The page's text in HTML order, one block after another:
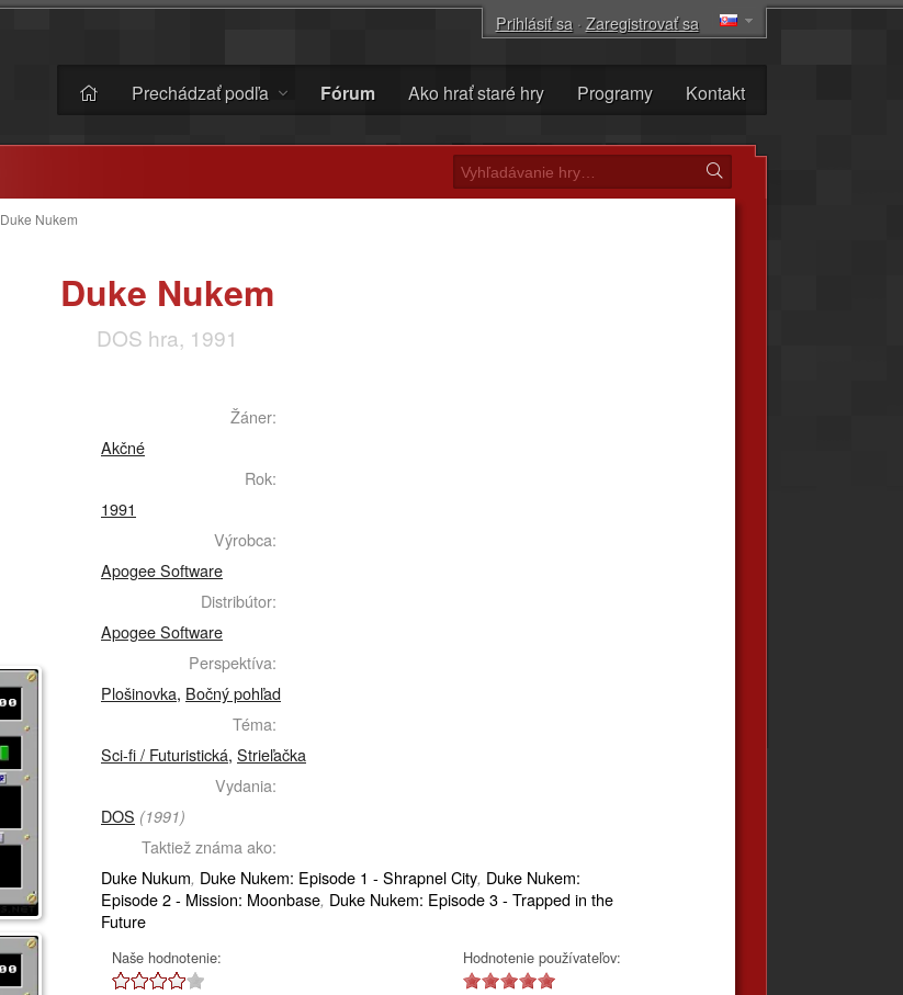
Prihlásiť sa·Zaregistrovať sa
Prechádzať podľa Fórum Ako hrať staré hry Programy Kontakt
Duke Nukem
Duke Nukem
DOS hra, 1991
Žáner:
Akčné
Rok:
1991
Výrobca:
Apogee Software
Distribútor:
Apogee Software
Perspektíva:
Plošinovka, Bočný pohľad
Téma:
Sci-fi / Futuristická, Strieľačka
Vydania:
DOS (1991)
Taktiež známa ako:
Duke Nukum, Duke Nukem: Episode 1 - Shrapnel City, Duke Nukem:
Episode 2 - Mission: Moonbase, Duke Nukem: Episode 3 - Trapped in the
Future
Naše hodnotenie: Hodnotenie používateľov: